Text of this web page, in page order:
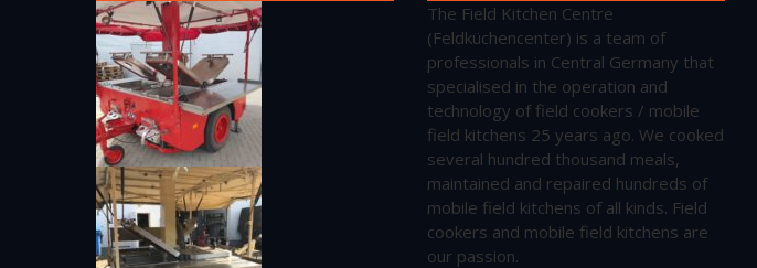
The Field Kitchen Centre
(Feldküchencenter) is a team of
professionals in Central Germany that
specialised in the operation and
technology of field cookers / mobile
field kitchens 25 years ago. We cooked
several hundred thousand meals,
maintained and repaired hundreds of
mobile field kitchens of all kinds. Field
cookers and mobile field kitchens are
our passion.